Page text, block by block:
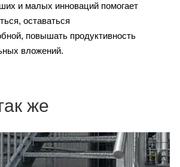
и малых инноваций помогает
оставаться
повышать продуктивность
вложений.
же